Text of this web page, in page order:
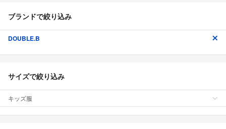
ブランドで絞り込み
DOUBLE.B
サイズで絞り込み
キッズ服